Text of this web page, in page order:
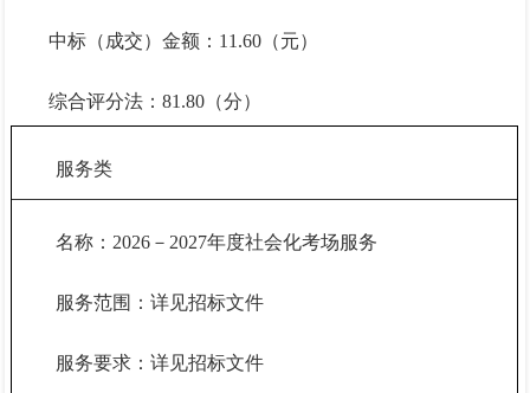
中标（成交）金额： 11.60（元）
综合评分法：81.80（分）
服务类
名称： 2026－2027年度社会化考场服务
服务范围：详见招标文件
服务要求：详见招标文件